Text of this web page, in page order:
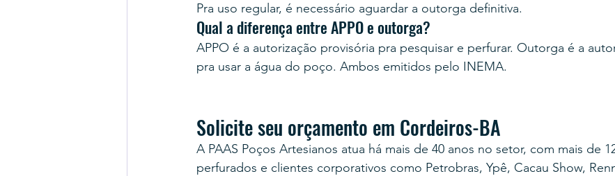
Pra uso regular, é necessário aguardar a outorga definitiva.
Qual a diferença entre APPO e outorga?
APPO é a autorização provisória pra pesquisar e perfurar. Outorga é a
pra usar a água do poço. Ambos emitidos pelo INEMA.
Solicite seu orçamento em Cordeiros-BA
A PAAS Poços Artesianos atua há mais de 40 anos no setor, com mais de
perfurados e clientes corporativos como Petrobras, Ypê, Cacau Show,